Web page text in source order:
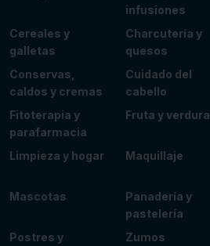
infusiones
Cereales y
galletas
Charcutería y
quesos
Conservas,
caldos y cremas
Cuidado del
cabello
Fitoterapia y
parafarmacia
Fruta y verdura
Limpieza y hogar
Maquillaje
Mascotas
Panadería y
pastelería
Postres y
Zumos